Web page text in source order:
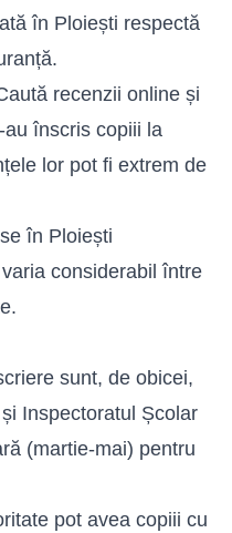
în Ploiești respectă
recenzii online și
înscris copiii la
lor pot fi extrem de
în Ploiești
considerabil între
sunt, de obicei,
Inspectoratul Școlar
(martie-mai) pentru
pot avea copiii cu